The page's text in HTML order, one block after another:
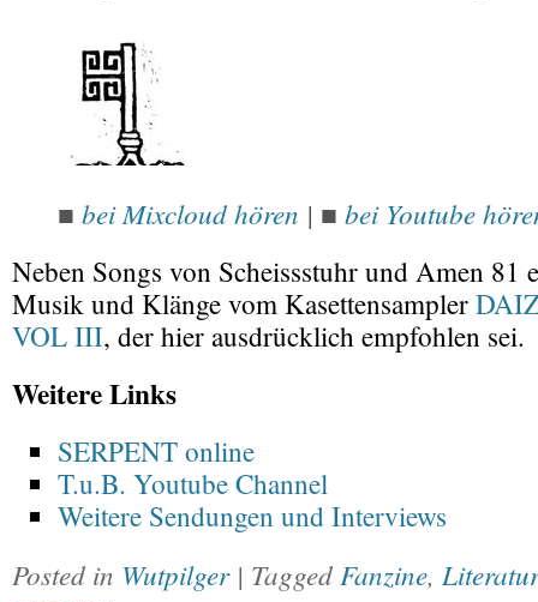
■ bei Mixcloud hören | ■ bei Youtube
Neben Songs von Scheissstuhr und Amen 81
Musik und Klänge vom Kasettensampler
VOL III, der hier ausdrücklich empfohlen sei.
Weitere Links
SERPENT online
T.u.B. Youtube Channel
Weitere Sendungen und Interviews
Posted in Wutpilger | Tagged Fanzine, Literatur